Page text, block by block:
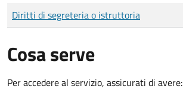
Tipo di pagamento
Importo
Diritti di segreteria o istruttoria
Cosa serve
Per accedere al servizio, assicurati di avere: